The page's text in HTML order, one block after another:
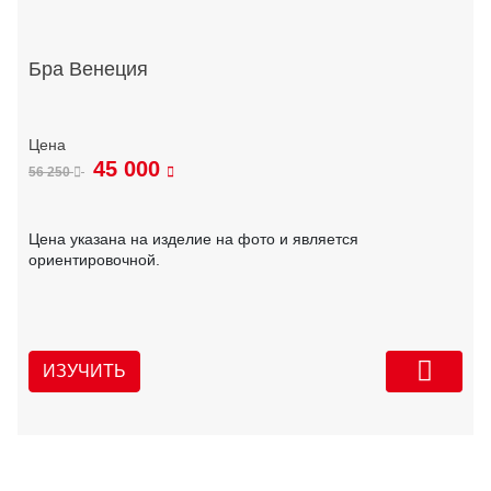
Бра Венеция
56 250 45 000
Цена указана на изделие на фото и является
ориентировочной.
ИЗУЧИТЬ